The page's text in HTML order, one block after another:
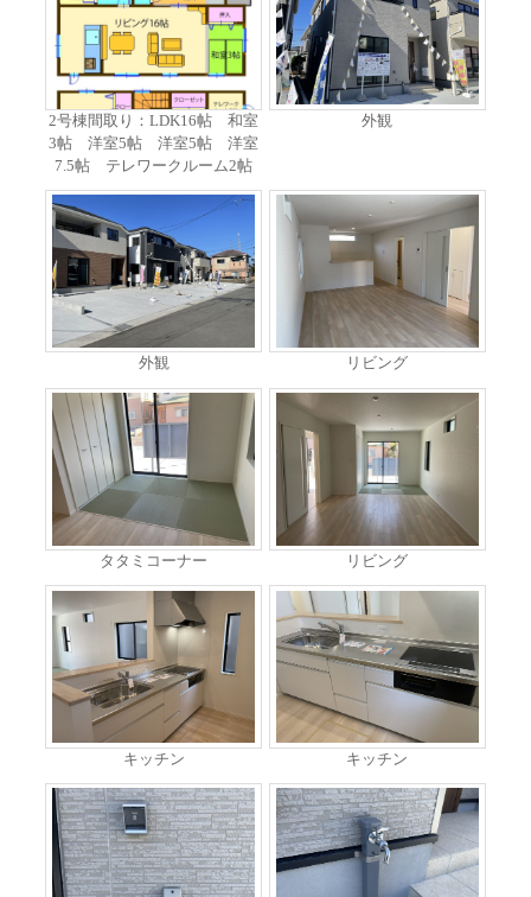
2号棟間取り：LDK16帖 和室
3帖 洋室5帖 洋室5帖 洋室
7.5帖 テレワークルーム2帖
外観
外観 リビング
タタミコーナー リビング
キッチン キッチン